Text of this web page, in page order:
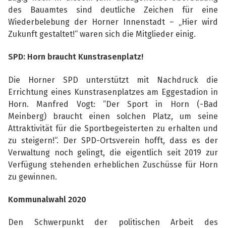
des Bauamtes sind deutliche Zeichen für eine
Wiederbelebung der Horner Innenstadt – „Hier wird
Zukunft gestaltet!“ waren sich die Mitglieder einig.
SPD: Horn braucht Kunstrasenplatz!
Die Horner SPD unterstützt mit Nachdruck die
Errichtung eines Kunstrasenplatzes am Eggestadion in
Horn. Manfred Vogt: “Der Sport in Horn (-Bad
Meinberg) braucht einen
solchen Platz, um seine
Attraktivität für die Sportbegeisterten zu erhalten und
zu steigern!“.
Der SPD-Ortsverein hofft, dass es der
Verwaltung noch gelingt, die eigentlich seit 2019 zur
Verfügung stehenden erheblichen Zuschüsse für Horn
zu gewinnen.
Kommunalwahl 2020
Den Schwerpunkt der politischen Arbeit des